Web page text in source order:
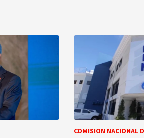
COMISIÓN NACIONAL